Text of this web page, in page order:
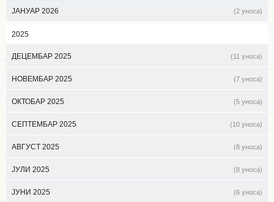
ЈАНУАР 2026 (2 уноса)
2025
ДЕЦЕМБАР 2025 (11 уноса)
НОВЕМБАР 2025 (7 уноса)
ОКТОБАР 2025 (5 уноса)
СЕПТЕМБАР 2025 (10 уноса)
АВГУСТ 2025 (8 уноса)
ЈУЛИ 2025 (8 уноса)
ЈУНИ 2025 (6 уноса)